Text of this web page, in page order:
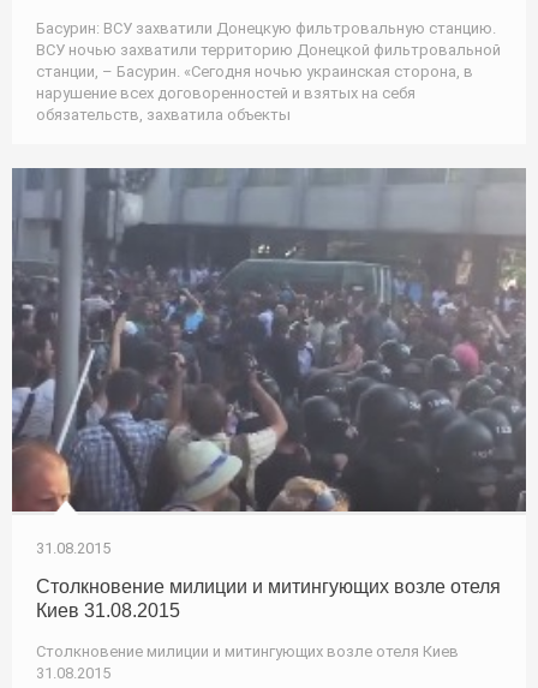
Басурин: ВСУ захватили Донецкую фильтровальную станцию.
ВСУ ночью захватили территорию Донецкой фильтровальной
станции, – Басурин. «Сегодня ночью украинская сторона, в
нарушение всех договоренностей и взятых на себя
обязательств, захватила объекты
31.08.2015
Столкновение милиции и митингующих возле отеля
Киев 31.08.2015
Столкновение милиции и митингующих возле отеля Киев
31.08.2015